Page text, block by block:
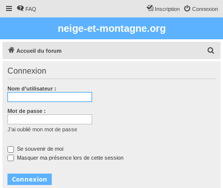
FAQ Connexion
Inscription
neige-et-montagne.org
Accueil du forum
Connexion
Nom d’utilisateur :
Mot de passe :
J’ai oublié mon mot de passe
Se souvenir de moi
Masquer ma présence lors de cette session